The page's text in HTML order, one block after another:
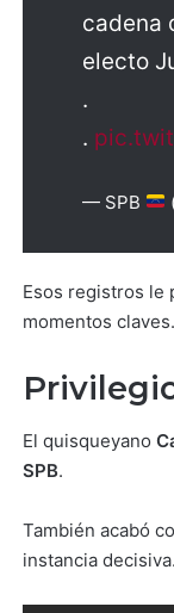
cadena
electo
.
.
— SPB
Esos registros le
momentos claves.
El quisqueyano
SPB.
También acabó
instancia decisiva.